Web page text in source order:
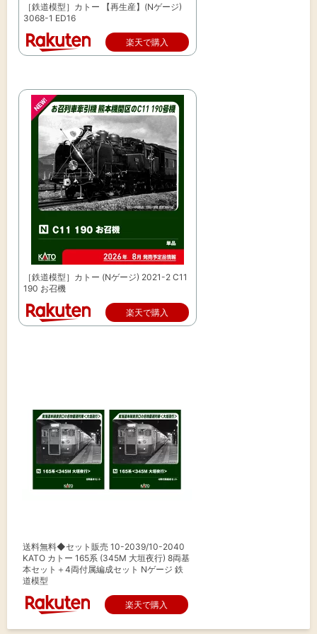
［鉄道模型］カトー 【再生産】(Nゲージ)
3068-1 ED16
楽天で購入
［鉄道模型］カトー (Nゲージ) 2021-2 C11
190 お召機
楽天で購入
送料無料◆セット販売 10-2039/10-2040
KATO カトー 165系 (345M 大垣夜行) 8両基
本セット＋4両付属編成セット Nゲージ 鉄
道模型
楽天で購入